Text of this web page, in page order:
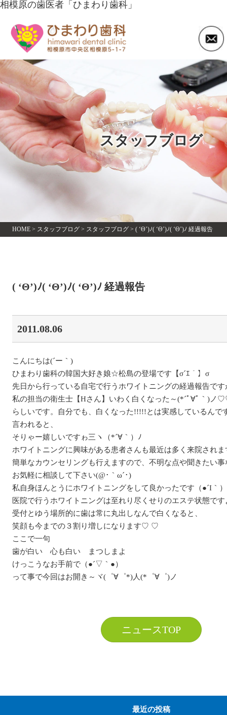
相模原の歯医者「ひまわり歯科」
スタッフブログ
HOME> スタッフブログ> スタッフブログ> ( ‘Θ’)ﾉ( ‘Θ’)ﾉ( ‘Θ’)ﾉ 経過報告
( ‘Θ’)ﾉ( ‘Θ’)ﾉ( ‘Θ’)ﾉ 経過報告
2011.08.06
こんにちは(´ー｀)
ひまわり歯科の韓国大好き娘☆松島の登場です【σ´ｴ｀】σ
先日から行っている自宅で行うホワイトニングの経過報告です
私の担当の衛生士【Hさん】いわく白くなった～(*´ﾟ∀ﾟ｀)
らしいです。自分でも、白くなった!!!!!とは実感しているんで
言われると、
そりゃー嬉しいですゎ三ヽ（*´∀｀）ﾉ
ホワイトニングに興味がある患者さんも最近は多く来院され
簡単なカウンセリングも行えますので、不明な点や聞きたい事
お気軽に相談して下さい(@･｀ω´･)
私自身ほんとうにホワイトニングをして良かったです（●´I｀
医院で行うホワイトニングは至れり尽くせりのエステ状態で
受付とゆう場所的に歯は常に丸出しなんで白くなると、
笑顔も今までの３割り増しになります♡ ♡
ここで一句
歯が白い 心も白い まつしまよ
けっこうなお手前で（●´▽｀●）
って事で今回はお開き～ヾ(゜∀゜*)人(*゜∀゜)ノ
ニュースTOP
最近の投稿